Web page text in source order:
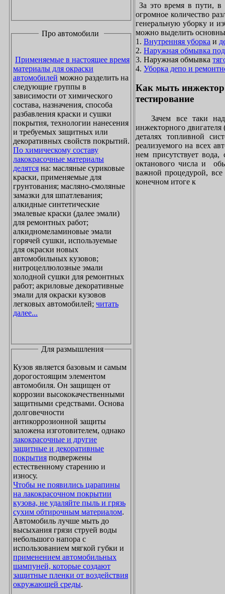
Про автомобили
Применяемые в настоящее время
материалы для окраски
автомобилей можно разделить на
следующие группы в
зависимости от химического
состава, назначения, способа
разбавления краски и сушки
покрытия, технологии нанесения
и требуемых защитных или
декоративных свойств покрытий.
По химическому составу
лакокрасочные материалы
делятся на: масляные суриковые
краски, применяемые для
грунтования; масляно-смоляные
замазки для шпатлевания;
алкидные синтетические
эмалевые краски (далее эмали)
для ремонтных работ;
алкидномеламиновые эмали
горячей сушки, используемые
для окраски новых
автомобильных кузовов;
нитроцеллюлозные эмали
холодной сушки для ремонтных
работ; акриловые декоративные
эмали для окраски кузовов
легковых автомобилей; читать
далее...
Для размышления
Кузов является базовым и самым
дорогостоящим элементом
автомобиля. Он защищен от
коррозии высококачественными
защитными средствами. Основа
долговечности
антикоррозионной защиты
заложена изготовителем, однако
лакокрасочные и другие
защитные и декоративные
покрытия подвержены
естественному старению и
износу.
Чтобы не появились царапины
на лакокрасочном покрытии
кузова, не удаляйте пыль и грязь
сухим обтирочным материалом.
Автомобиль лучше мыть до
высыхания грязи струей воды
небольшого напора с
использованием мягкой губки и
применением автомобильных
шампуней, которые создают
защитные пленки от воздействия
окружающей среды.
За это время в пути,
огромное количество
генеральную уборку и
можно выделить
1. Внутренняя уборка и
2. Наружная обмывка
3. Наружная обмывка
4. Уборка депо и
Как мыть
тестирование
Зачем все таки
инжекторного
деталях топливной
реализуемого на всех
нем присутствует
октанового числа и
важной процедурой, все
конечном итоге к